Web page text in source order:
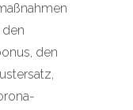
den
den